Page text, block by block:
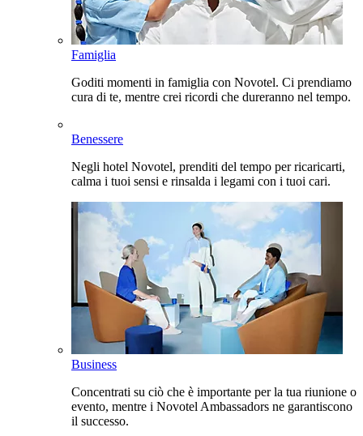
Famiglia
Goditi momenti in famiglia con Novotel. Ci prendiamo
cura di te, mentre crei ricordi che dureranno nel tempo.
Benessere
Negli hotel Novotel, prenditi del tempo per ricaricarti,
calma i tuoi sensi e rinsalda i legami con i tuoi cari.
Business
Concentrati su ciò che è importante per la tua riunione o
evento, mentre i Novotel Ambassadors ne garantiscono
il successo.